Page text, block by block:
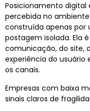
Posicionamento
percebida no
construída apenas por
postagem isolada. Ela
comunicação, do site,
experiência do
os canais.
Empresas com baixa
sinais claros de